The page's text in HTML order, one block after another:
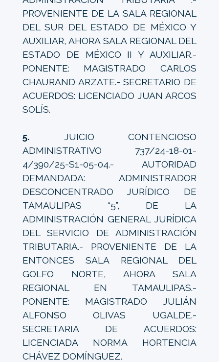
PROVENIENTE DE LA SALA REGIONAL
DEL SUR DEL ESTADO DE MÉXICO Y
AUXILIAR, AHORA SALA REGIONAL DEL
ESTADO DE MÉXICO II Y AUXILIAR.-
PONENTE: MAGISTRADO CARLOS
CHAURAND ARZATE.- SECRETARIO DE
ACUERDOS: LICENCIADO JUAN ARCOS
SOLÍS.
5. JUICIO CONTENCIOSO
ADMINISTRATIVO 737/24-18-01-
4/390/25-S1-05-04.- AUTORIDAD
DEMANDADA: ADMINISTRADOR
DESCONCENTRADO JURÍDICO DE
TAMAULIPAS “5”, DE LA
ADMINISTRACIÓN GENERAL JURÍDICA
DEL SERVICIO DE ADMINISTRACIÓN
TRIBUTARIA.- PROVENIENTE DE LA
ENTONCES SALA REGIONAL DEL
GOLFO NORTE, AHORA SALA
REGIONAL EN TAMAULIPAS.-
PONENTE: MAGISTRADO JULIÁN
ALFONSO OLIVAS UGALDE.-
SECRETARIA DE ACUERDOS:
LICENCIADA NORMA HORTENCIA
CHÁVEZ DOMÍNGUEZ.